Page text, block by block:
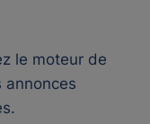
le moteur de
annonces